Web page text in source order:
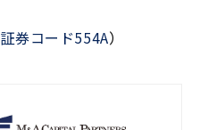
証券コード554A）